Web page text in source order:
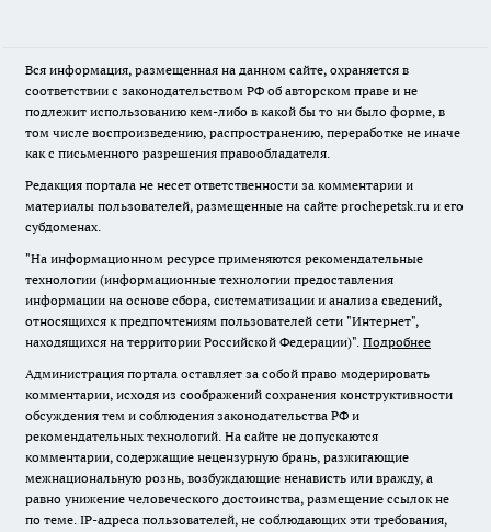
Вся информация, размещенная на данном сайте, охраняется в
соответствии с законодательством РФ об авторском праве и не
подлежит использованию кем-либо в какой бы то ни было форме, в
том числе воспроизведению, распространению, переработке не иначе
как с письменного разрешения правообладателя.
Редакция портала не несет ответственности за комментарии и
материалы пользователей, размещенные на сайте prochepetsk.ru и его
субдоменах.
"На информационном ресурсе применяются рекомендательные
технологии (информационные технологии предоставления
информации на основе сбора, систематизации и анализа сведений,
относящихся к предпочтениям пользователей сети "Интернет",
находящихся на территории Российской Федерации)". Подробнее
Администрация портала оставляет за собой право модерировать
комментарии, исходя из соображений сохранения конструктивности
обсуждения тем и соблюдения законодательства РФ и
рекомендательных технологий. На сайте не допускаются
комментарии, содержащие нецензурную брань, разжигающие
межнациональную рознь, возбуждающие ненависть или вражду, а
равно унижение человеческого достоинства, размещение ссылок не
по теме. IP-адреса пользователей, не соблюдающих эти требования,